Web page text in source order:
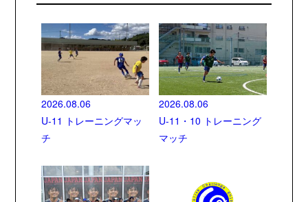
2026.08.06
U-11 トレーニングマッ
チ
2026.08.06
U-11・10 トレーニング
マッチ